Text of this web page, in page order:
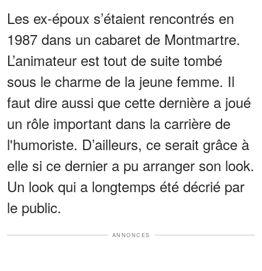
Les ex-époux s’étaient rencontrés en
1987 dans un cabaret de Montmartre.
L’animateur est tout de suite tombé
sous le charme de la jeune femme. Il
faut dire aussi que cette dernière a joué
un rôle important dans la carrière de
l'humoriste. D’ailleurs, ce serait grâce à
elle si ce dernier a pu arranger son look.
Un look qui a longtemps été décrié par
le public.
ANNONCES